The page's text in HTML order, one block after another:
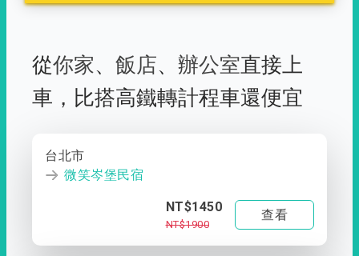
從你家、 飯店、 辦公室直接上
車， 比搭高鐵轉計程車還便宜
台北市
微笑岑堡民宿
NT$1450
NT$1900
查看